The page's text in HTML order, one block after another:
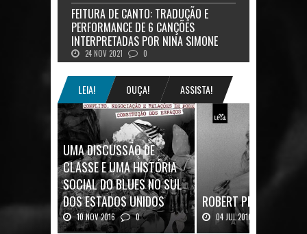
FEITURA DE CANTO: TRADUÇÃO E
PERFORMANCE DE 6 CANÇÕES
INTERPRETADAS POR NINA SIMONE
24 NOV 2021 0
LEIA! OUÇA! ASSISTA!
UMA DISCUSSÃO DE
CLASSE E UMA HISTÓRIA
SOCIAL DO BLUES NO SUL
DOS ESTADOS UNIDOS
10 NOV 2016 0
Mais uma ótima oportunidade de
ROBERT PLANT: UMA
04 JUL 2016
Robert Plant, o vocalista do